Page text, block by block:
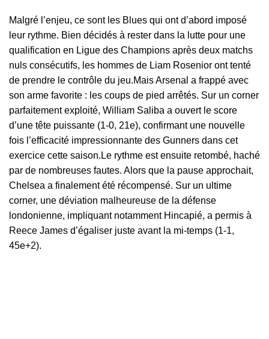
Malgré l’enjeu, ce sont les Blues qui ont d’abord imposé
leur rythme. Bien décidés à rester dans la lutte pour une
qualification en Ligue des Champions après deux matchs
nuls consécutifs, les hommes de Liam Rosenior ont tenté
de prendre le contrôle du jeu.Mais Arsenal a frappé avec
son arme favorite : les coups de pied arrêtés. Sur un corner
parfaitement exploité, William Saliba a ouvert le score
d’une tête puissante (1-0, 21e), confirmant une nouvelle
fois l’efficacité impressionnante des Gunners dans cet
exercice cette saison.Le rythme est ensuite retombé, haché
par de nombreuses fautes. Alors que la pause approchait,
Chelsea a finalement été récompensé. Sur un ultime
corner, une déviation malheureuse de la défense
londonienne, impliquant notamment Hincapié, a permis à
Reece James d’égaliser juste avant la mi-temps (1-1,
45e+2).